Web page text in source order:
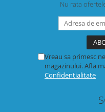
Nu rata
Vreau sa primesc
magazinului. Afla
Confidentialitate